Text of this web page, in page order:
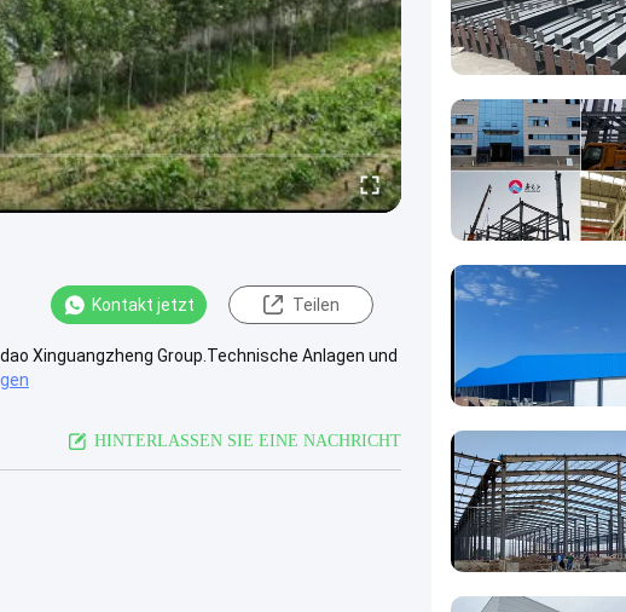
Kontakt jetzt Teilen
Xinguangzheng Group.Technische Anlagen und
HINTERLASSEN SIE EINE NACHRICHT